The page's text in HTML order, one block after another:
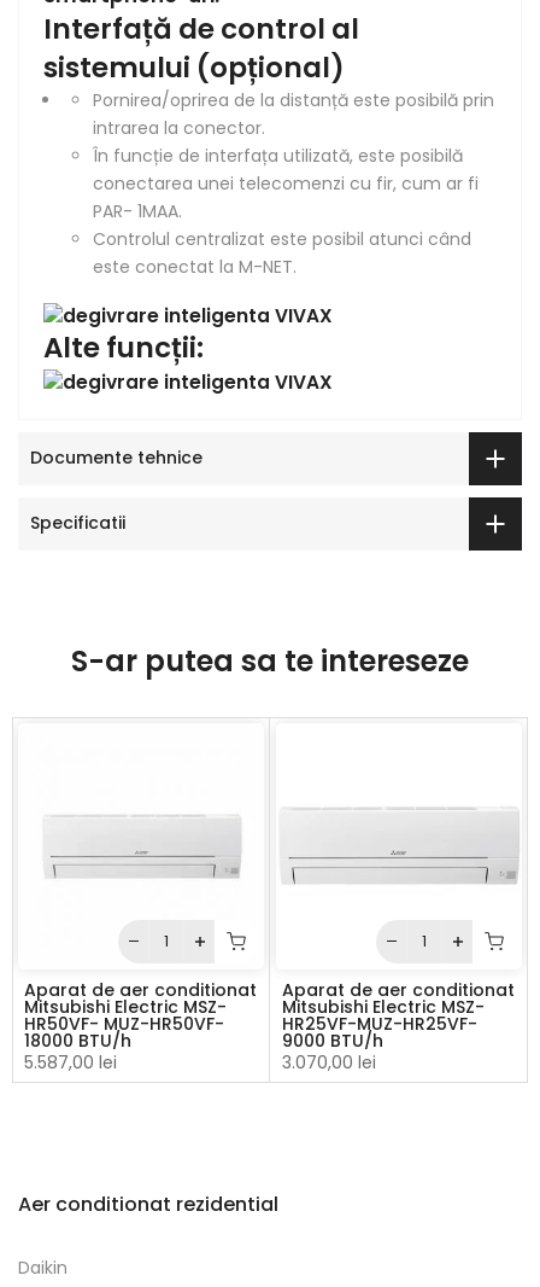
Interfață de control al
sistemului (opțional)
Pornirea/oprirea de la distanță este posibilă prin
intrarea la conector.
În funcție de interfața utilizată, este posibilă
conectarea unei telecomenzi cu fir, cum ar fi
PAR- 1MAA.
Controlul centralizat este posibil atunci când
este conectat la M-NET.
Alte funcții:
Documente tehnice
Specificatii
S-ar putea sa te intereseze
Aparat de aer conditionat
Mitsubishi Electric MSZ-
HR50VF- MUZ-HR50VF-
18000 BTU/h
5.587,00 lei
Aparat de aer conditionat
Mitsubishi Electric MSZ-
HR25VF-MUZ-HR25VF-
9000 BTU/h
3.070,00 lei
Aer conditionat rezidential
Daikin